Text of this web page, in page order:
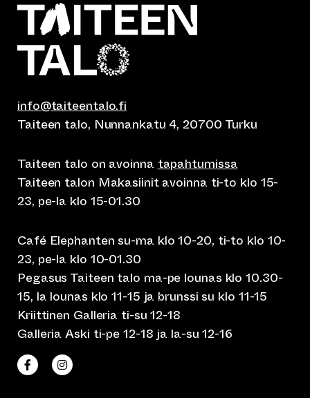
info@taiteentalo.fi
Taiteen talo, Nunnankatu 4, 20700 Turku
Taiteen talo on avoinna tapahtumissa
Taiteen talon Makasiinit avoinna ti-to klo 15-
23, pe-la klo 15-01.30
Café Elephanten su-ma klo 10-20, ti-to klo 10-
23, pe-la klo 10-01.30
Pegasus Taiteen talo ma-pe lounas klo 10.30-
15, la lounas klo 11-15 ja brunssi su klo 11-15
Kriittinen Galleria ti-su 12-18
Galleria Aski ti-pe 12-18 ja la-su 12-16
Taiteen talo Facebookissa
(siirtyy toiseen verkkopalveluun)
Taiteen talo Instagramissa
(siirtyy toiseen verkkopalveluun)